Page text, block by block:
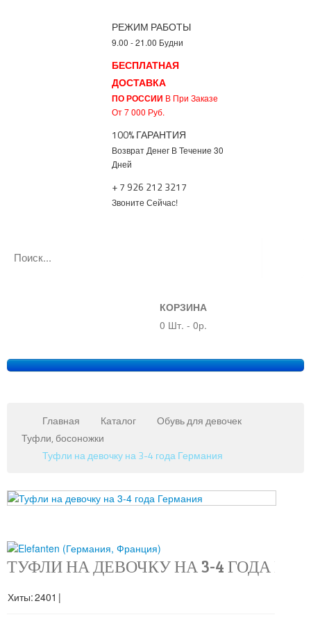
РЕЖИМ РАБОТЫ
9.00 - 21.00 Будни
БЕСПЛАТНАЯ
ДОСТАВКА
ПО РОССИИ В При Заказе
От 7 000 Руб.
100% ГАРАНТИЯ
Возврат Денег В Течение 30
Дней
+ 7 926 212 3217
Звоните Сейчас!
КОРЗИНА
0 Шт. - 0р.
Главная Каталог
Обувь для девочек
Туфли, босоножки
Туфли на девочку на 3-4 года Германия
ТУФЛИ НА ДЕВОЧКУ НА 3-4 ГОДА
Хиты:2401 |